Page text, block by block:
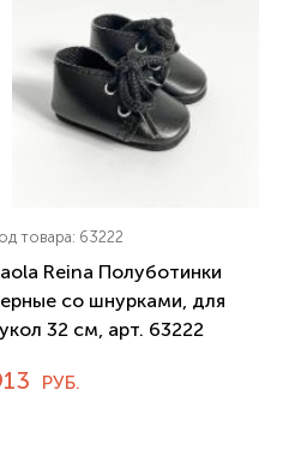
товара: 63222
Reina Полуботинки
со шнурками, для
32 см, арт. 63222
РУБ.